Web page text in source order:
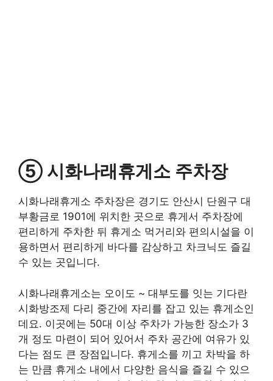
⑤ 시화나래휴게소 주차장
시화나래휴게소 주차장은 경기도 안산시 단원구 대
부황금로 1901에 위치한 곳으로 휴게서 주차장에
편리하게 주차한 뒤 휴게소 먹거리와 편의시설을 이
용하면서 편리하게 바다를 감상하고 차크닉도 즐길
수 있는 곳입니다.
시화나래휴게소는 오이도 ~ 대부도를 잇는 기다란
시화방조제 다리 중간에 자리를 잡고 있는 휴게소인
데요. 이곳에는 50대 이상 주차가 가능한 장소가 3
개 정도 마련이 되어 있어서 주차 공간에 여유가 있
다는 점도 큰 장점입니다. 휴게소를 끼고 차박을 하
는 만큼 휴게소 내에서 다양한 음식을 즐길 수 있으